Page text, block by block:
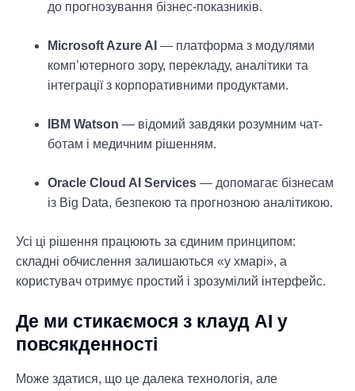
до прогнозування бізнес-показників.
Microsoft Azure AI — платформа з модулями
комп’ютерного зору, перекладу, аналітики та
інтеграції з корпоративними продуктами.
IBM Watson — відомий завдяки розумним чат-
ботам і медичним рішенням.
Oracle Cloud AI Services — допомагає бізнесам
із Big Data, безпекою та прогнозною аналітикою.
Усі ці рішення працюють за єдиним принципом:
складні обчислення залишаються «у хмарі», а
користувач отримує простий і зрозумілий інтерфейс.
Де ми стикаємося з клауд АІ у
повсякденності
Може здатися, що це далека технологія, але